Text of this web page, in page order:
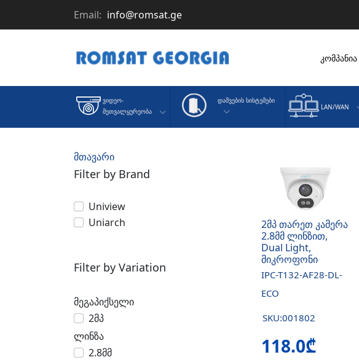
Email: info@romsat.ge
კომპანია
Ვიდეო-
Მეთვალყურეობა
Დაშვების Სისტემები
LAN/WAN
მთავარი
Filter by Brand
Uniview
Uniarch
Filter by Variation
მეგაპიქსელი
2მპ
ლინზა
2.8მმ
2მპ თარეთ კამერა
2.8მმ ლინზით,
Dual Light,
მიკროფონი
IPC-T132-AF28-DL-
ECO
SKU:001802
118.0₾